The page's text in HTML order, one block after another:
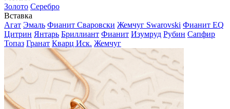
Золото Серебро
Вставка
Агат Эмаль Фианит Сваровски Жемчуг Swarovski Фианит EQ
Цитрин Янтарь Бриллиант Фианит Изумруд Рубин Сапфир
Топаз Гранат Кварц Иск. Жемчуг